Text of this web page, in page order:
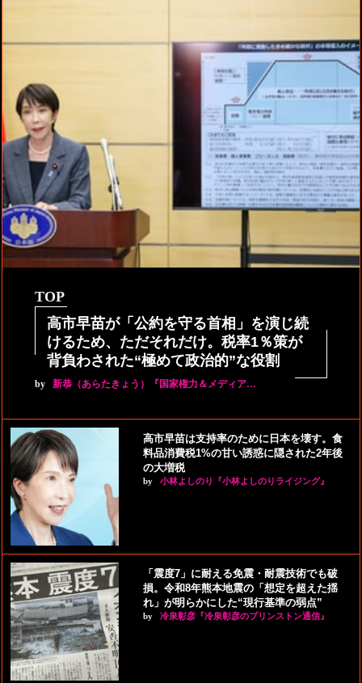
TOP
高市早苗が「公約を守る首相」を演じ続
けるため、ただそれだけ。税率1％策が
背負わされた“極めて政治的”な役割
by 新恭（あらたきょう）『国家権力＆メディア…
高市早苗は支持率のために日本を壊す。食
料品消費税1%の甘い誘惑に隠された2年後
の大増税
by 小林よしのり『小林よしのりライジング』
「震度7」に耐える免震・耐震技術でも破
損。令和8年熊本地震の「想定を超えた揺
れ」が明らかにした“現行基準の弱点”
by 冷泉彰彦『冷泉彰彦のプリンストン通信』